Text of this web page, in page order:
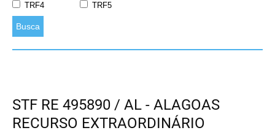
TRF4
TRF5
Busca
STF RE 495890 / AL - ALAGOAS
RECURSO EXTRAORDINÁRIO